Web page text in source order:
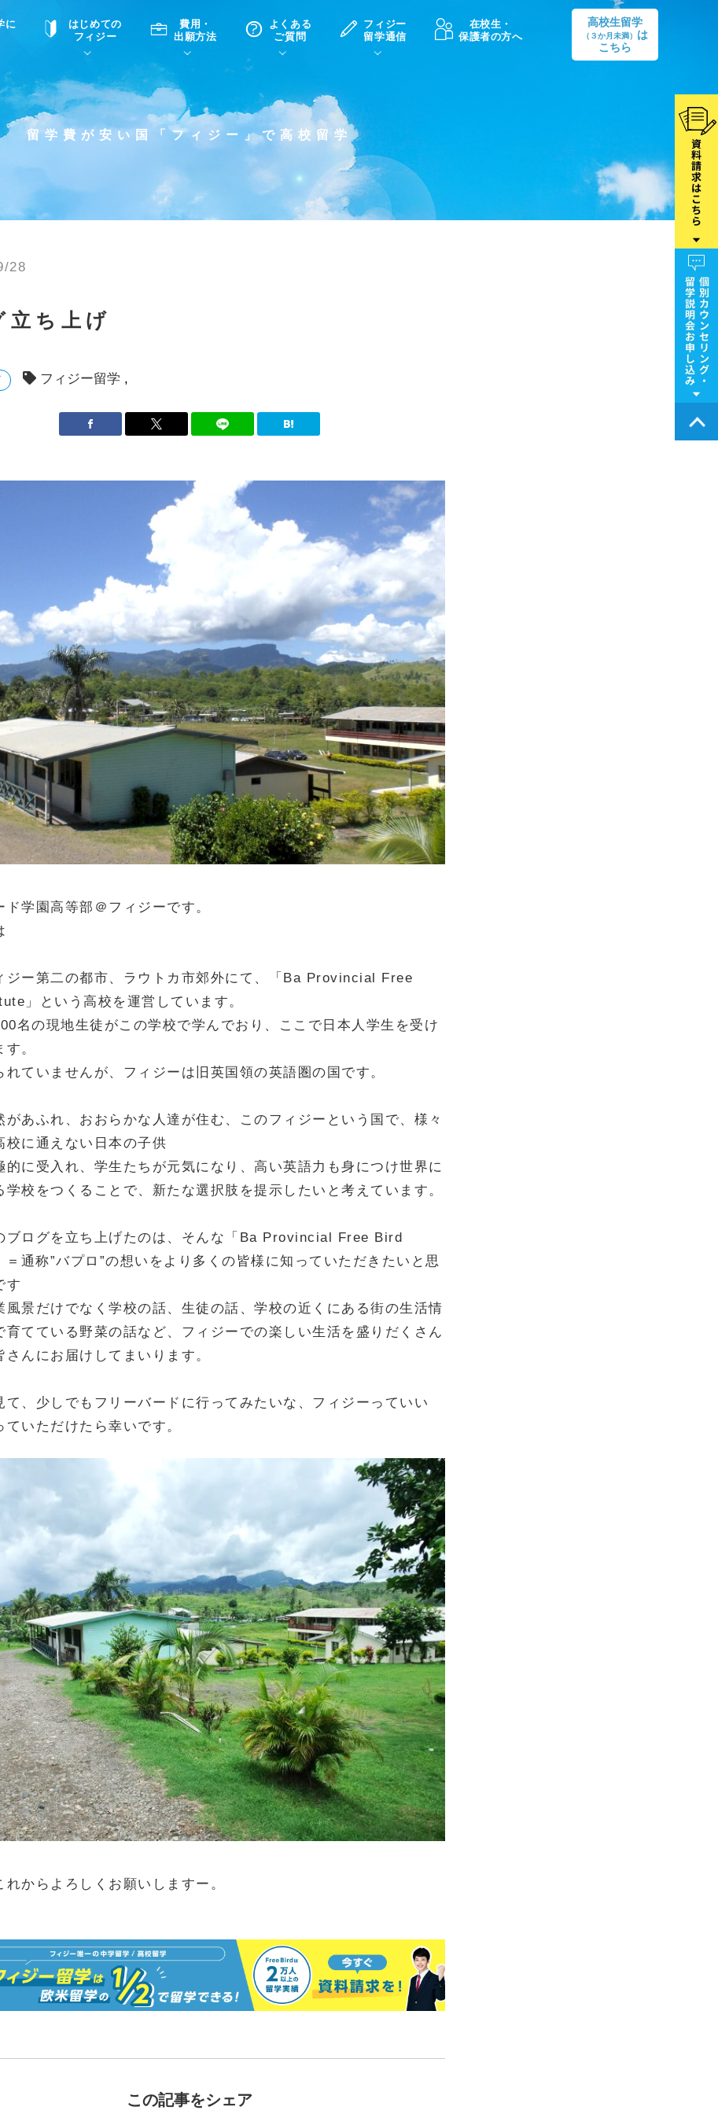
に
て 中学・高校留学の意義
はじめての
フィジー
滞在先
費用・
出願方法
高校留学
よくある
ご質問
ホームステイQ&A
フィジー
留学通信
学生インタビュー（在校生）
在校生・
保護者の方へ
高校生留学
（３か月未満）
は
こちら
留学費が安い国「フィジー」で高校留学
28
立ち上げ
フィジー留学
ド学園高等部＠フィジーです。
ジー第二の都市、ラウトカ市郊外にて、「Ba Provincial Free
」という高校を運営しています。
名の現地生徒がこの学校で学んでおり、ここで日本人学生を受け
。
れていませんが、フィジーは旧英国領の英語圏の国です。
があふれ、おおらかな人達が住む、このフィジーという国で、様々
校に通えない日本の子供
的に受入れ、学生たちが元気になり、高い英語力も身につけ世界に
学校をつくることで、新たな選択肢を提示したいと考えています。
ブログを立ち上げたのは、そんな「Ba Provincial Free Bird
通称”バプロ”の想いをより多くの皆様に知っていただきたいと思
す
風景だけでなく学校の話、生徒の話、学校の近くにある街の生活情
育てている野菜の話など、フィジーでの楽しい生活を盛りだくさん
さんにお届けしてまいります。
て、少しでもフリーバードに行ってみたいな、フィジーっていい
ていただけたら幸いです。
れからよろしくお願いしますー。
この記事をシェア